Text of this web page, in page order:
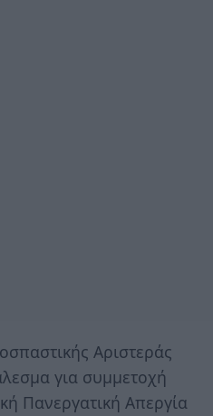
Αριστεράς
για συμμετοχή
Πανεργατική Απεργία